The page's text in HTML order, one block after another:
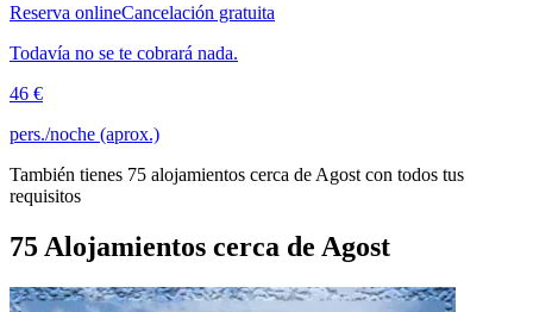
Reserva onlineCancelación gratuita
Todavía no se te cobrará nada.
46 €
pers./noche (aprox.)
También tienes 75 alojamientos cerca de Agost con todos tus
requisitos
75 Alojamientos cerca de Agost